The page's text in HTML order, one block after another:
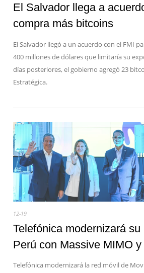
El Salvador llega a
compra más bitcoins
El Salvador llegó a un acuerdo con el FMI
400 millones de dólares que limitaría su
días posteriores, el gobierno agregó 23
Estratégica.
12-19
Telefónica modernizará
Perú con Massive MIMO
Telefónica modernizará la red móvil de